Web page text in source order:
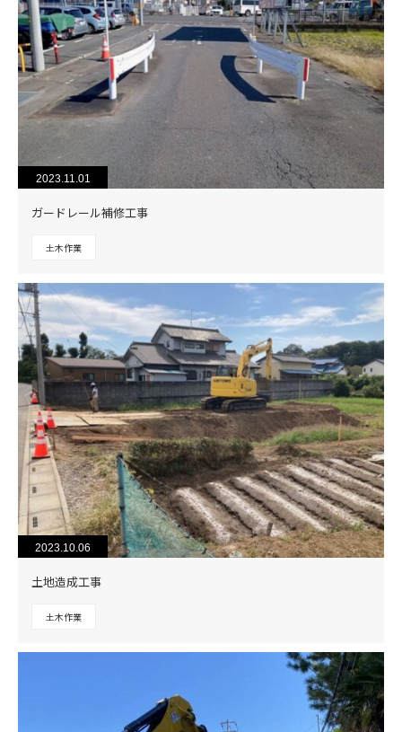
2023.11.01
ガードレール補修工事
土木作業
2023.10.06
土地造成工事
土木作業